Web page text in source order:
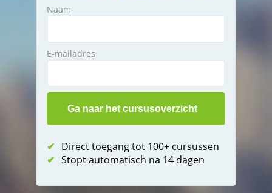
Naam
E-mailadres
✔ Direct toegang tot 100+ cursussen
✔ Stopt automatisch na 14 dagen